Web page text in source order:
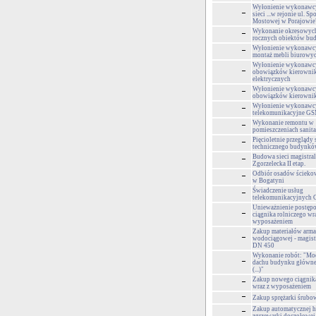
Wyłonienie
sieci ...w rejonie ul.
Mostowej w
Wykonanie
rocznych obiektów
Wyłonienie
montaż mebli
Wyłonienie
obowiązków
elektrycznych
Wyłonienie
obowiązków
Wyłonienie
telekomunikacyjne
Wykonanie remontu w
pomieszczeniach
Pięcioletnie przeglądy
technicznego
Budowa sieci
Zgorzelecka II etap.
Odbiór osadów
w Bogatyni
Świadczenie usług
telekomunikacyjnych
Unieważnienie
ciągnika rolniczego
wyposażeniem
Zakup materiałów
wodociągowej -
DN 450
Wykonanie robót:
dachu budynku
(...)"
Zakup nowego
wraz z wyposażeniem
Zakup sprężarki
Zakup automatycznej